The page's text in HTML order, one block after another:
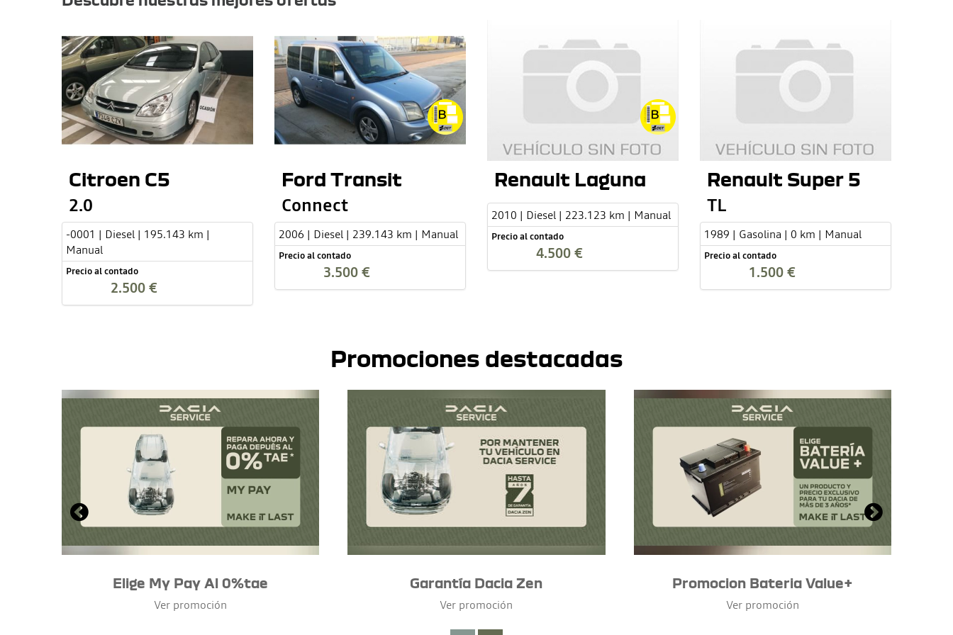
Citroen C5
2.0
-0001 | Diesel | 195.143 km |
Manual
Precio al contado
2.500 €
Ford Transit
Connect
2006 | Diesel | 239.143 km | Manual
Precio al contado
3.500 €
Renault Laguna
2010 | Diesel | 223.123 km | Manual
Precio al contado
4.500 €
Renault Super 5
TL
1989 | Gasolina | 0 km | Manual
Precio al contado
1.500 €
Promociones destacadas
Elige My Pay Al 0%tae
Ver promoción
Garantía Dacia Zen
Ver promoción
Promocion Bateria Value+
Ver promoción